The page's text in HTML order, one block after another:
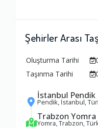
Şehirler Arası
Oluşturma Tarihi
Taşınma Tarihi
İstanbul Pendik
Pendik, İstanbul,
Trabzon Yomra
Yomra, Trabzon,